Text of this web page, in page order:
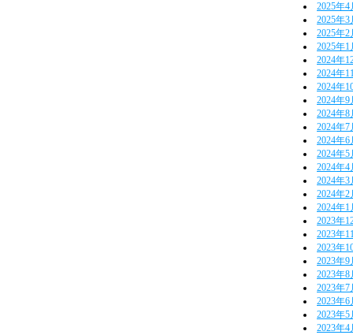
2025年4
2025年3
2025年2
2025年1
2024年
2024年
2024年
2024年9
2024年8
2024年7
2024年6
2024年5
2024年4
2024年3
2024年2
2024年1
2023年
2023年
2023年
2023年9
2023年8
2023年7
2023年6
2023年5
2023年4